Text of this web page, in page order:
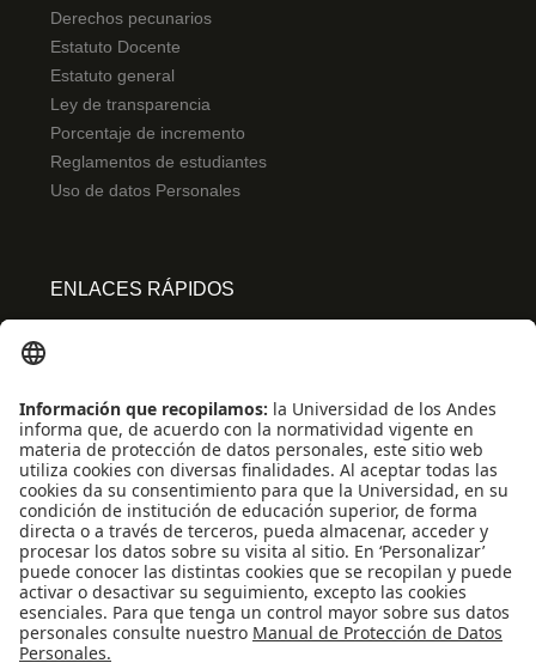
Derechos pecunarios
Estatuto Docente
Estatuto general
Ley de transparencia
Porcentaje de incremento
Reglamentos de estudiantes
Uso de datos Personales
ENLACES RÁPIDOS
Convivencia y transparencia
Emergencias: Extensión 0000
Eventos destacados
Mapa del Sitio
Multimedia
Noticias
Preguntas frecuentes